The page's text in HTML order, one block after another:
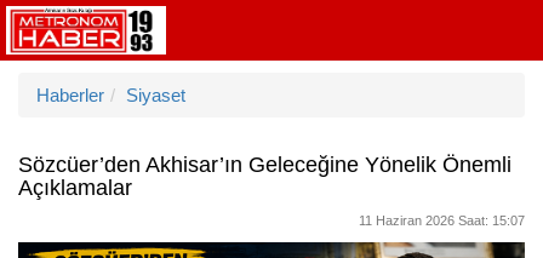
Haberler Siyaset
Sözcüer’den Akhisar’ın Geleceğine Yönelik Önemli
Açıklamalar
11 Haziran 2026 Saat: 15:07